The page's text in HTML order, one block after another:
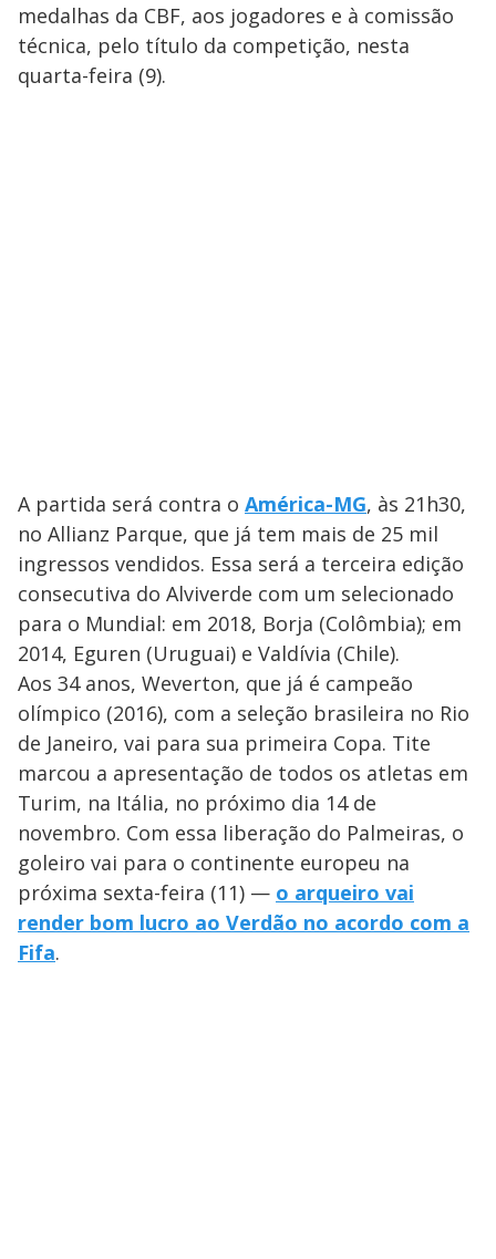
medalhas da CBF, aos jogadores e à comissão
técnica, pelo título da competição, nesta
quarta-feira (9).
A partida será contra o América-MG, às 21h30,
no Allianz Parque, que já tem mais de 25 mil
ingressos vendidos. Essa será a terceira edição
consecutiva do Alviverde com um selecionado
para o Mundial: em 2018, Borja (Colômbia); em
2014, Eguren (Uruguai) e Valdívia (Chile).
Aos 34 anos, Weverton, que já é campeão
olímpico (2016), com a seleção brasileira no Rio
de Janeiro, vai para sua primeira Copa. Tite
marcou a apresentação de todos os atletas em
Turim, na Itália, no próximo dia 14 de
novembro. Com essa liberação do Palmeiras, o
goleiro vai para o continente europeu na
próxima sexta-feira (11) — o arqueiro vai
render bom lucro ao Verdão no acordo com a
Fifa.